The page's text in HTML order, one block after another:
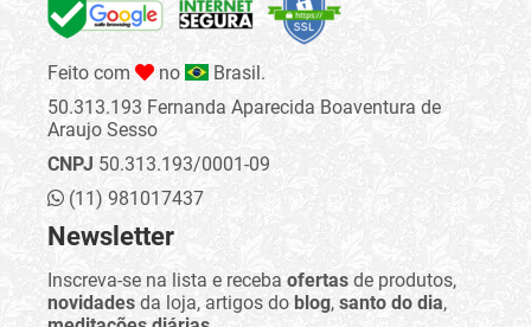
Feito com no
Brasil.
50.313.193 Fernanda Aparecida Boaventura de
Araujo Sesso
CNPJ 50.313.193/0001-09
(11) 981017437
Newsletter
Inscreva-se na lista e receba ofertas de produtos,
novidades da loja, artigos do blog, santo do dia,